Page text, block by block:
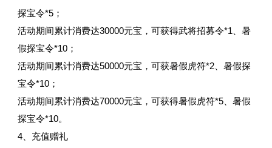
探宝令*5；
活动期间累计消费达30000元宝，可获得武将招募令*1、暑
假探宝令*10；
活动期间累计消费达50000元宝，可获暑假虎符*2、暑假探
宝令*10；
活动期间累计消费达70000元宝，可获得暑假虎符*5、暑假
探宝令*10。
4、充值赠礼